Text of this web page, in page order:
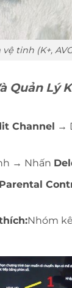
tinh (K+,
Quản Lý
Channel
→
→ Nhấn
Parental
Nhóm